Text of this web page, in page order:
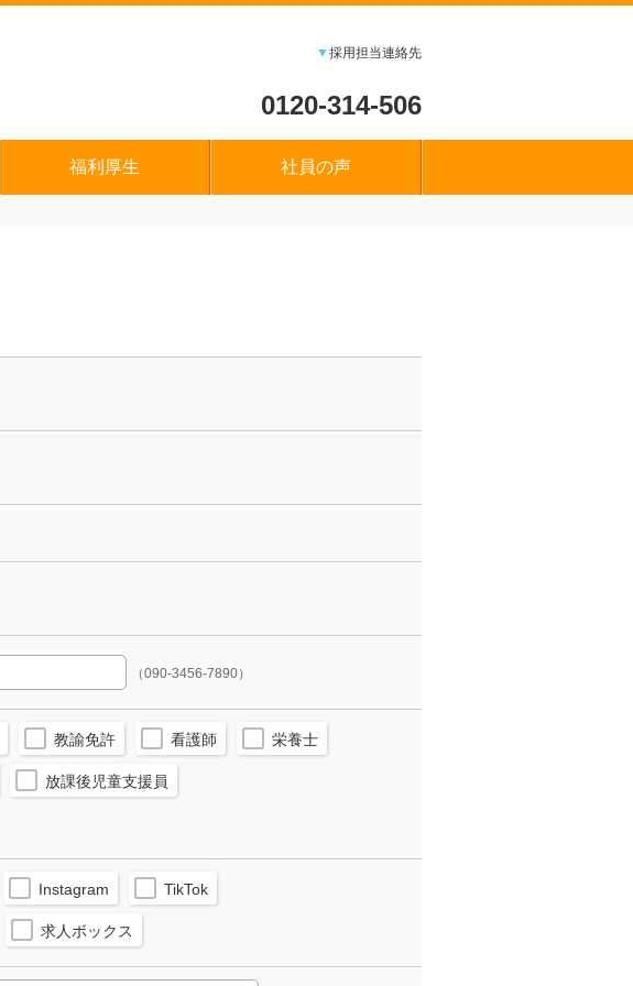
▼採用担当連絡先
0120-314-506
福利厚生 社員の声
（090-3456-7890）
教諭免許 看護師 栄養士
放課後児童支援員
Instagram TikTok
求人ボックス